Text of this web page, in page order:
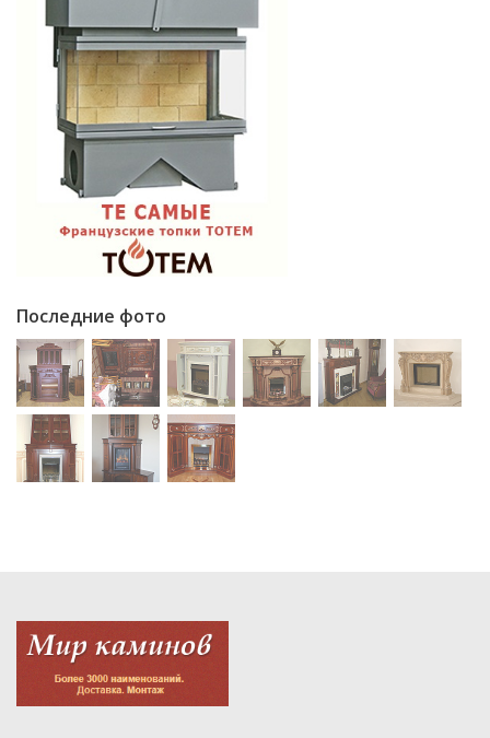
Последние фото